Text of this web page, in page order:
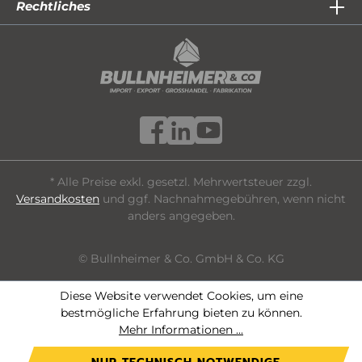
Rechtliches
* Alle Preise exkl. gesetzl. Mehrwertsteuer zzgl.
Versandkosten und ggf. Nachnahmegebühren, wenn nicht
anders angegeben.
© Bullnheimer & Co. GmbH & Co. KG
Diese Website verwendet Cookies, um eine
bestmögliche Erfahrung bieten zu können.
Mehr Informationen ...